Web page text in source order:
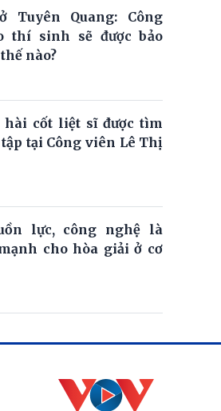
Tuyên Quang: Công
thí sinh sẽ được bảo
nào?
hài cốt liệt sĩ được tìm
tại Công viên Lê Thị
lực, công nghệ là
cho hòa giải ở cơ